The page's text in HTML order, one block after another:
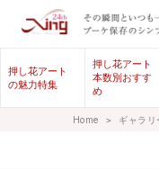
押し花アート
の魅力特集
押し花アート
本数別おすす
め
Home ＞ ギャラ